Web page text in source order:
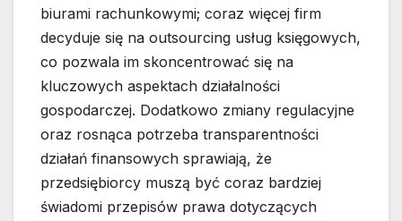
biurami rachunkowymi; coraz więcej firm
decyduje się na outsourcing usług księgowych,
co pozwala im skoncentrować się na
kluczowych aspektach działalności
gospodarczej. Dodatkowo zmiany regulacyjne
oraz rosnąca potrzeba transparentności
działań finansowych sprawiają, że
przedsiębiorcy muszą być coraz bardziej
świadomi przepisów prawa dotyczących